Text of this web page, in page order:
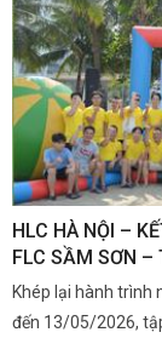
HLC HÀ NỘI –
FLC SẦM SƠN –
Khép lại hành
đến 13/05/2026,